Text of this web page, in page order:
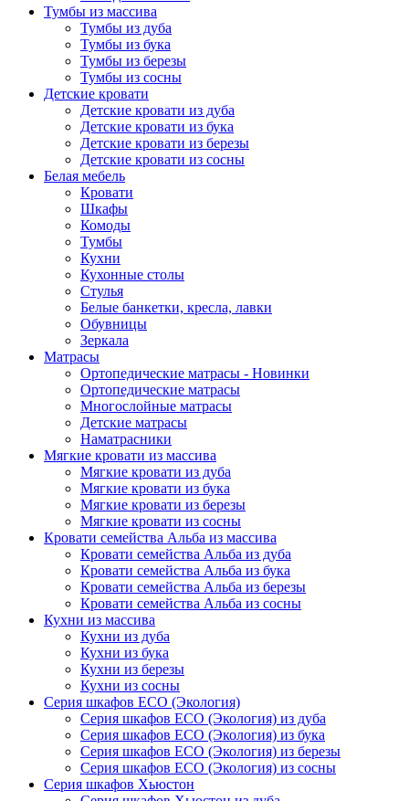
Тумбы из массива
Тумбы из дуба
Тумбы из бука
Тумбы из березы
Тумбы из сосны
Детские кровати
Детские кровати из дуба
Детские кровати из бука
Детские кровати из березы
Детские кровати из сосны
Белая мебель
Кровати
Шкафы
Комоды
Тумбы
Кухни
Кухонные столы
Стулья
Белые банкетки, кресла, лавки
Обувницы
Зеркала
Матрасы
Ортопедические матрасы - Новинки
Ортопедические матрасы
Многослойные матрасы
Детские матрасы
Наматрасники
Мягкие кровати из массива
Мягкие кровати из дуба
Мягкие кровати из бука
Мягкие кровати из березы
Мягкие кровати из сосны
Кровати семейства Альба из массива
Кровати семейства Альба из дуба
Кровати семейства Альба из бука
Кровати семейства Альба из березы
Кровати семейства Альба из сосны
Кухни из массива
Кухни из дуба
Кухни из бука
Кухни из березы
Кухни из сосны
Серия шкафов ECO (Экология)
Серия шкафов ECO (Экология) из дуба
Серия шкафов ECO (Экология) из бука
Серия шкафов ECO (Экология) из березы
Серия шкафов ECO (Экология) из сосны
Серия шкафов Хьюстон